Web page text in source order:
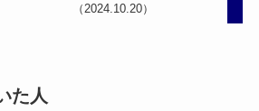
（2024.10.20）
た人